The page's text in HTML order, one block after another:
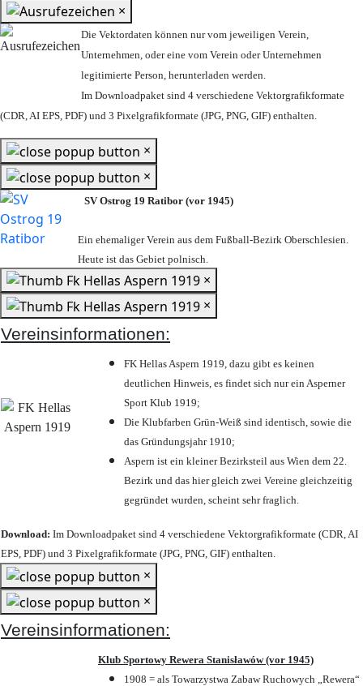
×
Die Vektordaten können nur vom jeweiligen Verein,
Unternehmen, oder eine vom Verein oder Unternehmen
legitimierte Person, herunterladen werden.
Im Downloadpaket sind 4 verschiedene Vektorgrafikformate
(CDR, AI EPS, PDF) und 3 Pixelgrafikformate (JPG, PNG, GIF) enthalten.
×
×
SV Ostrog 19 Ratibor (vor 1945)
Ein ehemaliger Verein aus dem Fußball-Bezirk Oberschlesien.
Heute ist das Gebiet polnisch.
×
×
Vereinsinformationen:
FK Hellas Aspern 1919, dazu gibt es keinen
deutlichen Hinweis, es findet sich nur ein Asperner
Sport Klub 1919;
Die Klubfarben Grün-Weiß sind identisch, sowie die
das Gründungsjahr 1910;
Aspern ist ein kleiner Bezirksteil aus Wien dem 22.
Bezirk und das hier gleich zwei Vereine gleichzeitig
gegründet wurden, scheint sehr fraglich.
Download: Im Downloadpaket sind 4 verschiedene Vektorgrafikformate (CDR, AI
EPS, PDF) und 3 Pixelgrafikformate (JPG, PNG, GIF) enthalten.
×
×
Vereinsinformationen:
Klub Sportowy Rewera Stanisławów (vor 1945)
1908 = als Towarzystwa Zabaw Ruchowych „Rewera“